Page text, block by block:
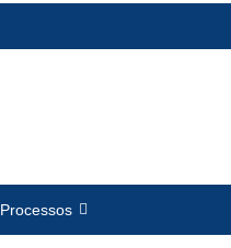
Processos